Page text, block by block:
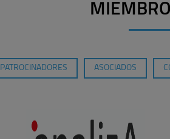
PATROCINADORES ASOCIADOS